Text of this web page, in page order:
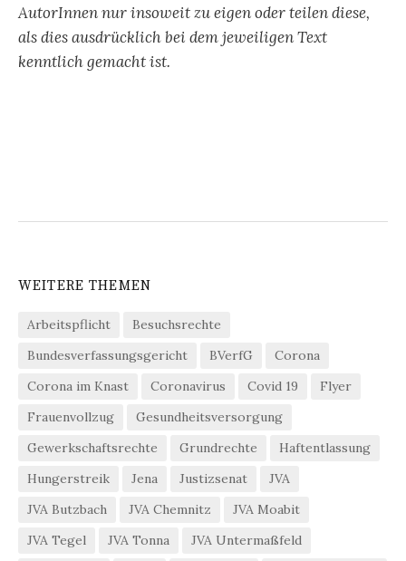
AutorInnen nur insoweit zu eigen oder teilen diese,
als dies ausdrücklich bei dem jeweiligen Text
kenntlich gemacht ist.
WEITERE THEMEN
Arbeitspflicht
Besuchsrechte
Bundesverfassungsgericht
BVerfG
Corona
Corona im Knast
Coronavirus Covid 19
Flyer
Frauenvollzug
Gesundheitsversorgung
Gewerkschaftsrechte
Grundrechte
Haftentlassung
Hungerstreik
Jena Justizsenat
JVA
JVA Butzbach
JVA Chemnitz
JVA Moabit
JVA Tegel
JVA Tonna
JVA Untermaßfeld